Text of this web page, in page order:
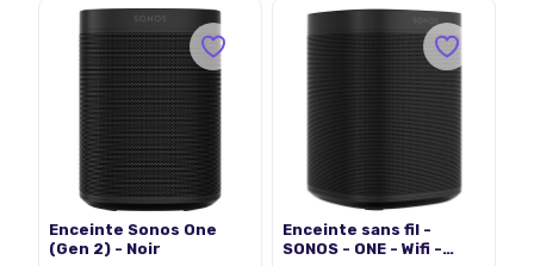
Enceinte Sonos One
(Gen 2) - Noir
Enceinte sans fil -
SONOS - ONE - Wifi -